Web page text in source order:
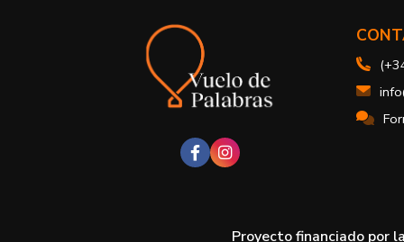
Proyecto financiado por